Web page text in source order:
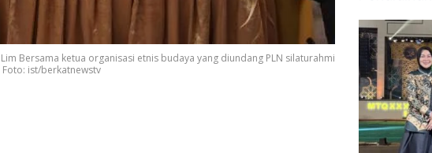
Bersama ketua organisasi etnis budaya yang diundang PLN silaturahmi
Foto: ist/berkatnewstv